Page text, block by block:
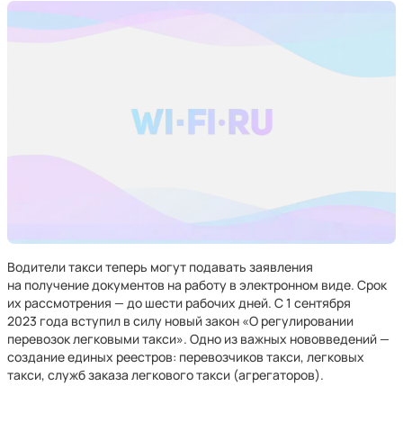
Водители такси теперь могут подавать заявления
на получение документов на работу в электронном виде. Срок
их рассмотрения — до шести рабочих дней. С 1 сентября
2023 года вступил в силу новый закон «О регулировании
перевозок легковыми такси». Одно из важных нововведений —
создание единых реестров: перевозчиков такси, легковых
такси, служб заказа легкового такси (агрегаторов).